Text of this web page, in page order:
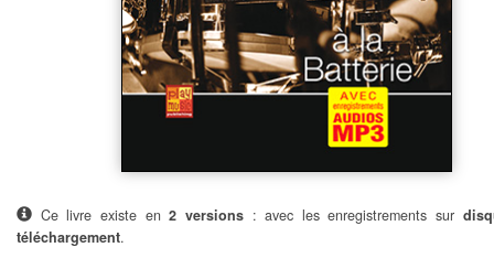
Ce livre existe en2 versions: avec les enregistrements sur
téléchargement.